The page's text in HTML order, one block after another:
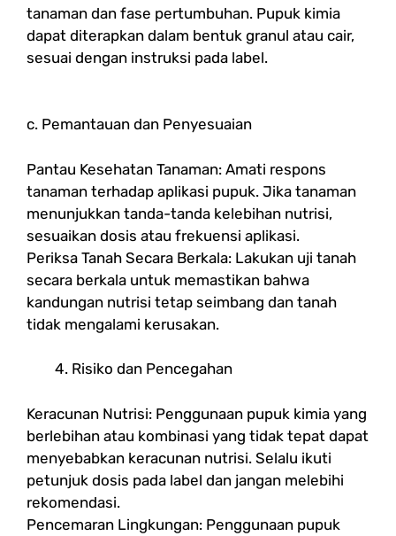
tanaman dan fase pertumbuhan. Pupuk kimia
dapat diterapkan dalam bentuk granul atau cair,
sesuai dengan instruksi pada label.
c. Pemantauan dan Penyesuaian
Pantau Kesehatan Tanaman: Amati respons
tanaman terhadap aplikasi pupuk. Jika tanaman
menunjukkan tanda-tanda kelebihan nutrisi,
sesuaikan dosis atau frekuensi aplikasi.
Periksa Tanah Secara Berkala: Lakukan uji tanah
secara berkala untuk memastikan bahwa
kandungan nutrisi tetap seimbang dan tanah
tidak mengalami kerusakan.
Risiko dan Pencegahan
Keracunan Nutrisi: Penggunaan pupuk kimia yang
berlebihan atau kombinasi yang tidak tepat dapat
menyebabkan keracunan nutrisi. Selalu ikuti
petunjuk dosis pada label dan jangan melebihi
rekomendasi.
Pencemaran Lingkungan: Penggunaan pupuk